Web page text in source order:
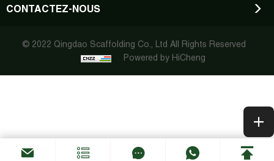
CONTACTEZ-NOUS
© 2022 Qingdao Scaffolding Co., Ltd All Rights Reserved
Powered by HiCheng